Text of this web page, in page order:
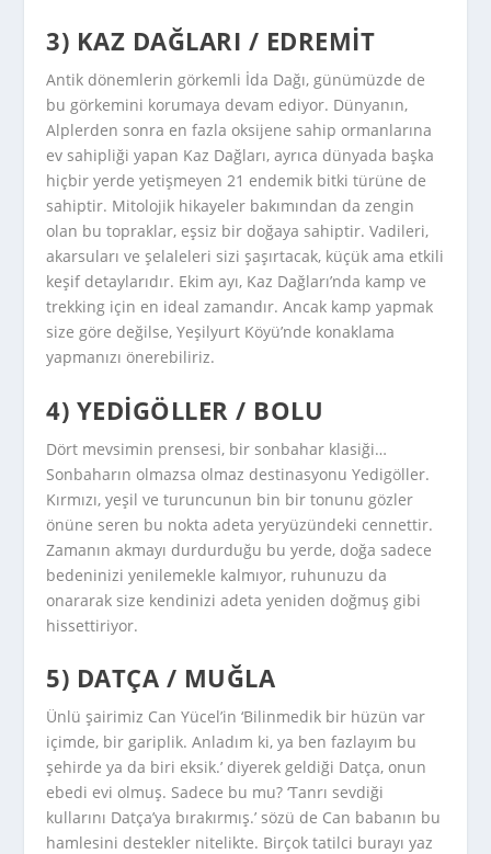
3) KAZ DAĞLARI / EDREMIT
Antik dönemlerin görkemli İda Dağı, günümüzde de
bu görkemini korumaya devam ediyor. Dünyanın,
Alplerden sonra en fazla oksijene sahip ormanlarına
ev sahipliği yapan Kaz Dağları, ayrıca dünyada başka
hiçbir yerde yetişmeyen 21 endemik bitki türüne de
sahiptir. Mitolojik hikayeler bakımından da zengin
olan bu topraklar, eşsiz bir doğaya sahiptir. Vadileri,
akarsuları ve şelaleleri sizi şaşırtacak, küçük ama etkili
keşif detaylarıdır. Ekim ayı, Kaz Dağları’nda kamp ve
trekking için en ideal zamandır. Ancak kamp yapmak
size göre değilse, Yeşilyurt Köyü’nde konaklama
yapmanızı önerebiliriz.
4) YEDIGÖLLER / BOLU
Dört mevsimin prensesi, bir sonbahar klasiği…
Sonbaharın olmazsa olmaz destinasyonu Yedigöller.
Kırmızı, yeşil ve turuncunun bin bir tonunu gözler
önüne seren bu nokta adeta yeryüzündeki cennettir.
Zamanın akmayı durdurduğu bu yerde, doğa sadece
bedeninizi yenilemekle kalmıyor, ruhunuzu da
onararak size kendinizi adeta yeniden doğmuş gibi
hissettiriyor.
5) DATÇA / MUĞLA
Ünlü şairimiz Can Yücel’in ‘Bilinmedik bir hüzün var
içimde, bir gariplik. Anladım ki, ya ben fazlayım bu
şehirde ya da biri eksik.’ diyerek geldiği Datça, onun
ebedi evi olmuş. Sadece bu mu? ‘Tanrı sevdiği
kullarını Datça’ya bırakırmış.’ sözü de Can babanın bu
hamlesini destekler nitelikte. Birçok tatilci burayı yaz